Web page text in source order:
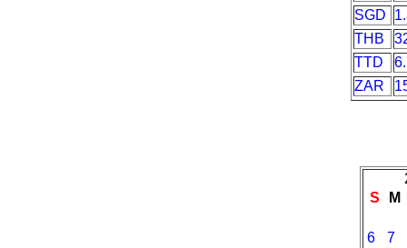
SGD
THB
TTD
ZAR
S
M
6
7